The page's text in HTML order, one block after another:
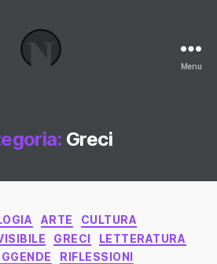
Blog
Menu
Greci
Categorie
ARTE
CULTURA
GRECI
LETTERATURA
RIFLESSIONI